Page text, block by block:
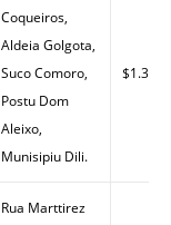
Coqueiros,
Aldeia Golgota,
Suco Comoro,
Postu Dom
Aleixo,
Munisipiu Dili.
$1.32
Rua Marttirez